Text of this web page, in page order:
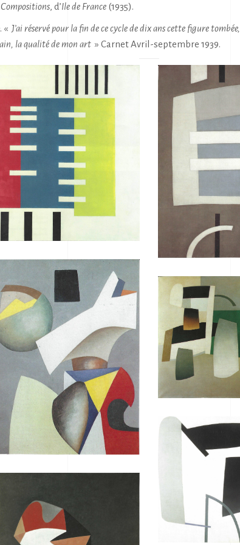
Compositions, d’Ile de France (1935).
« J’ai réservé pour la fin de ce cycle de dix ans cette figure
la qualité de mon art » Carnet Avril-septembre 1939.